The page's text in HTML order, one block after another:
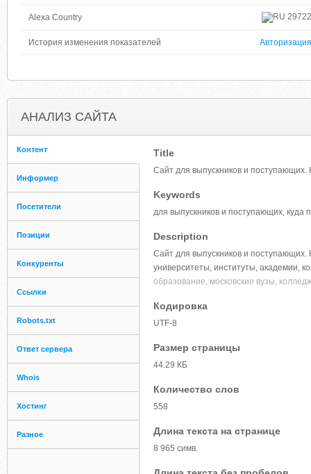
Alexa Country 29722
История изменения показателей Авторизация
АНАЛИЗ САЙТА
Контент
Информер
Посетители
Позиции
Конкуренты
Ссылки
Robots.txt
Ответ сервера
Whois
Хостинг
Разное
Title
Сайт для выпускников и
Keywords
для выпускников и поступающих, куда
Description
Сайт для выпускников и поступающих.
университеты, институты, академии,
образование, московские вузы,
Кодировка
UTF-8
Размер страницы
44.29 КБ
Количество слов
558
Длина текста на странице
8 965 симв.